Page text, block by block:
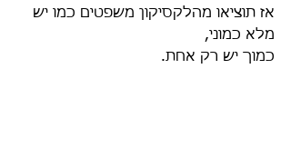
אז תוציאו מהלקסיקון משפטים כמו יש
מלא כמוני,
כמוך יש רק אחת.